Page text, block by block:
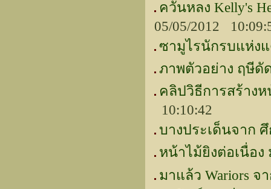
ควันหลง Kelly's
05/05/2012
ซามูไรนักรบแห่ง
ภาพตัวอย่าง ฤษีดั
คลิปวิธีการสร้าง
10:10:42
บางประเด็นจาก
หน้าไม้ยิงต่อเนื่อ
มาแล้ว Wariors จ